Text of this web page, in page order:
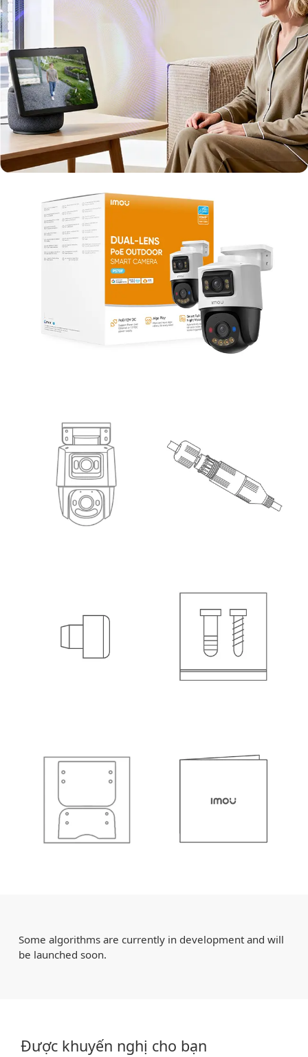
Some algorithms are currently in development and will
be launched soon.
Được khuyến nghị cho bạn